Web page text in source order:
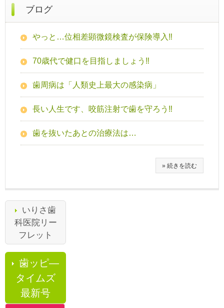
ブログ
やっと…位相差顕微鏡検査が保険導入‼
70歳代で健口を目指しましょう‼
歯周病は「人類史上最大の感染病」
長い人生です、咬筋注射で歯を守ろう‼
歯を抜いたあとの治療法は…
» 続きを読む
いりさ歯
科医院リー
フレット
歯ッピ―
タイムズ
最新号